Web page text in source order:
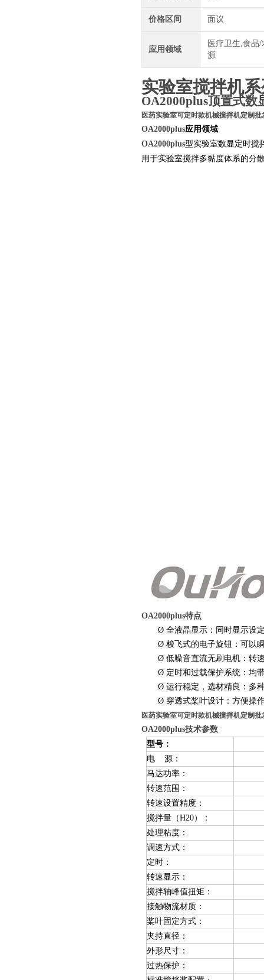
价格区间 面议
应用领域
医疗卫生,食品
源
实验室搅拌机
OA2000plus顶置式数
医药实验室可定时款机械搅拌机定制批
OA2000plus应用领域
OA2000plus型实验室数显定时搅
用于实验室搅拌多黏度体系的分
OA2000plus特点
Ø 全液晶显示：同时显示设
Ø 梭飞式的电子旋钮：可以
Ø 低噪音直流无刷电机：转
Ø 定时和过载保护系统：均
Ø 运行稳定，选材精良：多
Ø 穿透式桨叶设计：方便操
医药实验室可定时款机械搅拌机定制批
OA2000plus技术参数
型号：
电 源：
马达功率：
转速范围：
转速设置精度：
搅拌量（H20）：
处理粘度：
调速方式：
定时：
转速显示：
搅拌轴峰值扭矩：
接触物流材质：
桨叶固定方式：
夹持直径：
外形尺寸：
过热保护 ：